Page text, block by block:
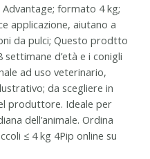
formato 4 kg;
applicazione, aiutano a
da pulci; Questo prodtto
d’età e i conigli
ad uso veterinario,
da scegliere in
produttore. Ideale per
dell’animale. Ordina
≤ 4 kg 4Pip online su